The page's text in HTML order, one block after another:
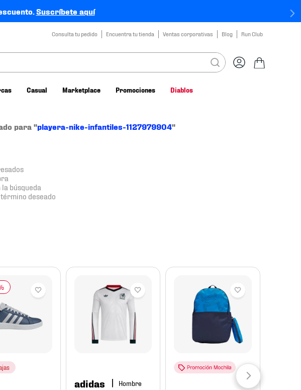
Suscríbete aquí
Consulta tu pedido Encuentra tu tienda Ventas corporativas Blog Run Club
Casual Marketplace Promociones Diablos
para "playera-nike-infantiles-1127979904"
búsqueda
deseado
adidas Hombre